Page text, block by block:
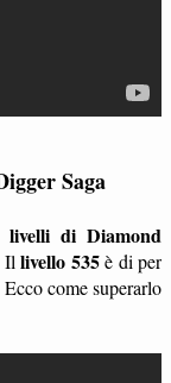
Saga
livelli di Diamond
Illivello 535è di per
come superarlo